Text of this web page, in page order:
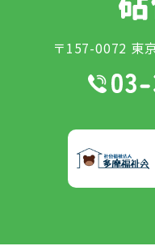
〒157-0072 東